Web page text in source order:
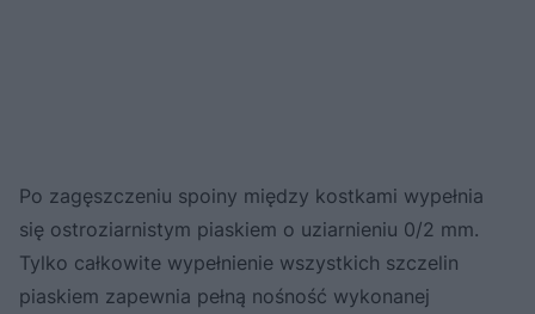
Po zagęszczeniu spoiny między kostkami wypełnia
się ostroziarnistym piaskiem o uziarnieniu 0/2 mm.
Tylko całkowite wypełnienie wszystkich szczelin
piaskiem zapewnia pełną nośność wykonanej